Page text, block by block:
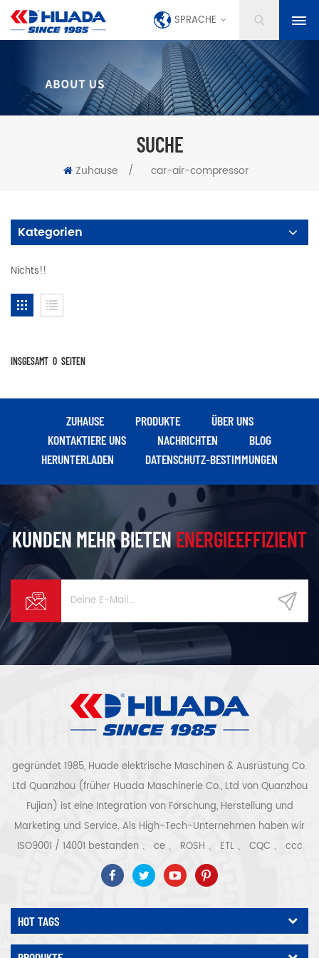
SPRACHE
SUCHE
Zuhause / car-air-compressor
Kategorien
Nichts!!
INSGESAMT 0 SEITEN
ZUHAUSE PRODUKTE
ÜBER UNS
KONTAKTIERE UNS
NACHRICHTEN
BLOG
HERUNTERLADEN
DATENSCHUTZ-BESTIMMUNGEN
KUNDEN MEHR BIETENENERGIEEFFIZIENT
gegründet 1985, Huade elektrische Maschinen & Ausrüstung Co.
Ltd Quanzhou (früher Huada Maschinerie Co., Ltd von Quanzhou
Fujian) ist eine Integration von Forschung, Herstellung und
Marketing und Service. Als High-Tech-Unternehmen haben wir
ISO9001 / 14001 bestanden 、 ce 、 ROSH 、 ETL 、 CQC 、 ccc
Qualitäts- und Sicherheitszertifizierung, High-Tech-
Unternehmenszertifizierung usw. Luftkompressorsystem und -
ausrüstung umfassen Schraubentyp, Zentrifugaltyp, ölfrei,
Spiraltyp, Kolbentyp, Trockner, Filter, Abtropffläche, mit
vollständiger Luftkompressorproduktionslinie, mehr als 300
HOT TAGS